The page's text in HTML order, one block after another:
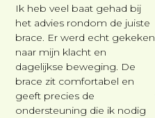
Ik heb veel baat gehad bij
het advies rondom de juiste
brace. Er werd echt gekeken
naar mijn klacht en
dagelijkse beweging. De
brace zit comfortabel en
geeft precies de
ondersteuning die ik nodig